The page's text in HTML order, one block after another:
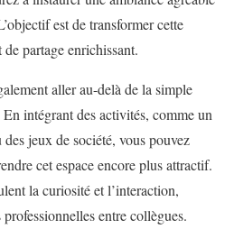
est de transformer cette
partage enrichissant.
aller au-delà de la simple
intégrant des activités, comme un
des jeux de société, vous pouvez
cet espace encore plus attractif.
la curiosité et l’interaction,
entre collègues.